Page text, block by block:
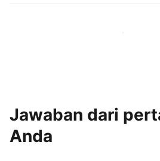
Gabung dengan tuan rumah
Jawaban dari
Anda